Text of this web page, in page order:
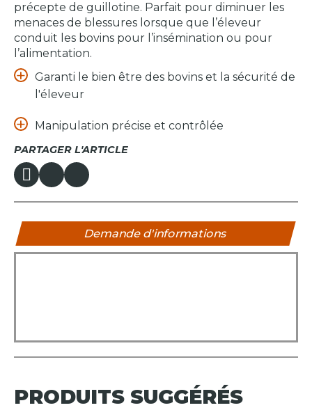
Garanti le bien être des bovins et la sécurité de
l'éleveur
Manipulation précise et contrôlée
PARTAGER L'ARTICLE
précepte de guillotine. Parfait pour diminuer les
menaces de blessures lorsque que l’éleveur
conduit les bovins pour l’insémination ou pour
l’alimentation.
Demande d'informations
PRODUITS SUGGÉRÉS